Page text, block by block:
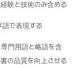
験と技術のみ含める
で表現する
門用語と略語を含
の品質を向上させる